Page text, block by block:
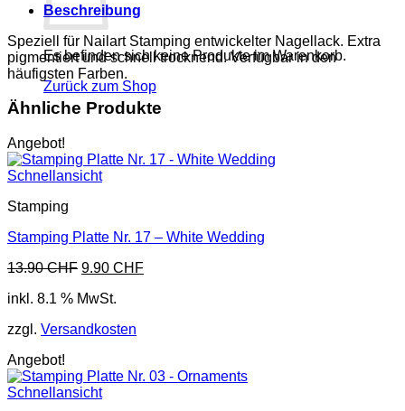
Es befinden sich keine Produkte im Warenkorb.
Zurück zum Shop
Beschreibung
Speziell für Nailart Stamping entwickelter Nagellack. Extra
pigmentiert und schnell trocknend. Verfügbar in den
häufigsten Farben.
Ähnliche Produkte
Angebot!
Schnellansicht
Stamping
Stamping Platte Nr. 17 – White Wedding
13.90CHF Ursprünglicher
war:
9.90 CHFAktueller
inkl. 8.1 % MwSt.
zzgl. Versandkosten
Angebot!
Schnellansicht